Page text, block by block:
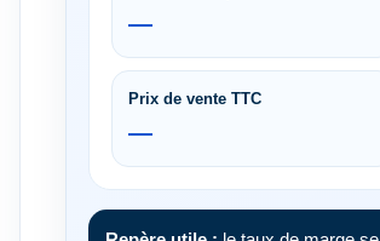
—
Prix de vente TTC
—